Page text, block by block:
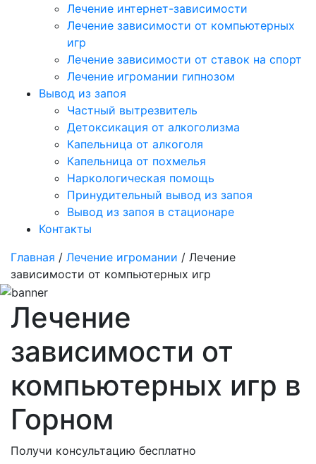
Лечение интернет-зависимости
Лечение зависимости от компьютерных
игр
Лечение зависимости от ставок на спорт
Лечение игромании гипнозом
Вывод из запоя
Частный вытрезвитель
Детоксикация от алкоголизма
Капельница от алкоголя
Капельница от похмелья
Наркологическая помощь
Принудительный вывод из запоя
Вывод из запоя в стационаре
Контакты
Главная / Лечение игромании / Лечение
зависимости от компьютерных игр
Лечение
зависимости от
компьютерных игр в
Горном
Получи консультацию бесплатно